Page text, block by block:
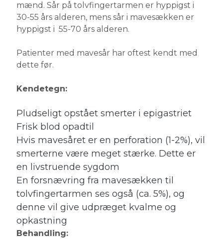
mænd. Sår på tolvfingertarmen er hyppigst i
30-55 års alderen, mens sår i mavesækken er
hyppigst i 55-70 års alderen.
Patienter med mavesår har oftest kendt med
dette før.
Kendetegn:
Pludseligt opstået smerter i epigastriet
Frisk blod opadtil
Hvis mavesåret er en perforation (1-2%), vil
smerterne være meget stærke. Dette er
en livstruende sygdom
En forsnævring fra mavesækken til
tolvfingertarmen ses også (ca. 5%), og
denne vil give udpræget kvalme og
opkastning
Behandling: